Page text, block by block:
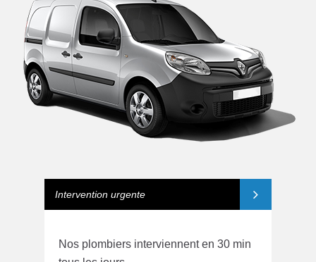
Intervention urgente
Nos plombiers interviennent en 30 min